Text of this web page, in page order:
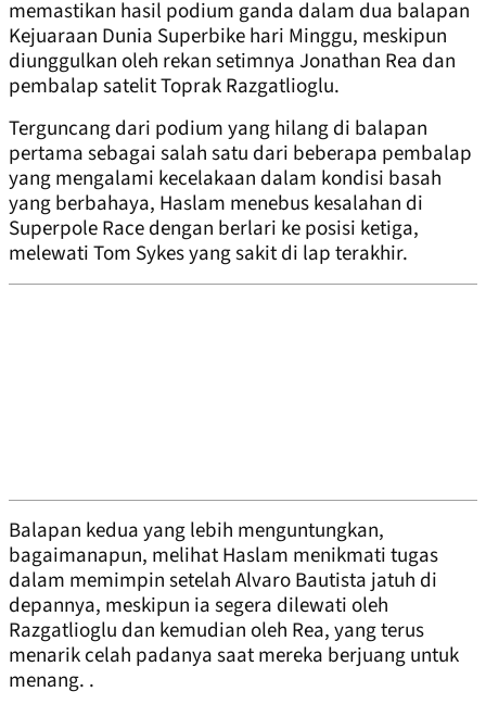
memastikan hasil podium ganda dalam dua balapan
Kejuaraan Dunia Superbike hari Minggu, meskipun
diunggulkan oleh rekan setimnya Jonathan Rea dan
pembalap satelit Toprak Razgatlioglu.
Terguncang dari podium yang hilang di balapan
pertama sebagai salah satu dari beberapa pembalap
yang mengalami kecelakaan dalam kondisi basah
yang berbahaya, Haslam menebus kesalahan di
Superpole Race dengan berlari ke posisi ketiga,
melewati Tom Sykes yang sakit di lap terakhir.
Balapan kedua yang lebih menguntungkan,
bagaimanapun, melihat Haslam menikmati tugas
dalam memimpin setelah Alvaro Bautista jatuh di
depannya, meskipun ia segera dilewati oleh
Razgatlioglu dan kemudian oleh Rea, yang terus
menarik celah padanya saat mereka berjuang untuk
menang. .